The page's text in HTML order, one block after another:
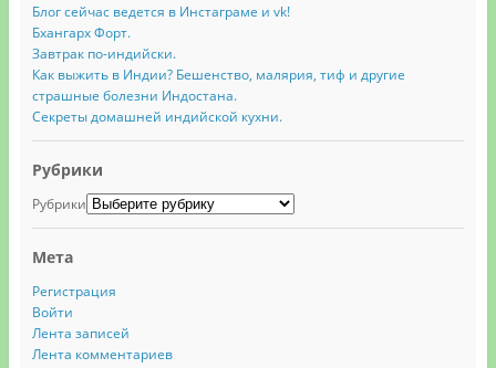
Блог сейчас ведется в Инстаграме и vk!
Бхангарх Форт.
Завтрак по-индийски.
Как выжить в Индии? Бешенство, малярия, тиф и другие
страшные болезни Индостана.
Секреты домашней индийской кухни.
Рубрики
Рубрики
Мета
Регистрация
Войти
Лента записей
Лента комментариев